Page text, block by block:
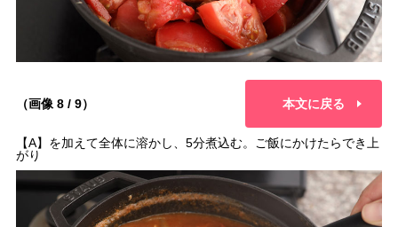
（画像 8 / 9） 本文に戻る
【A】を加えて全体に溶かし、5分煮込む。ご飯にかけたらでき上
がり